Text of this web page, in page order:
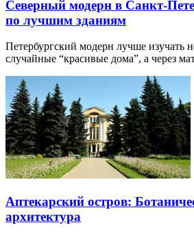
Северный модерн в Санкт-
по лучшим зданиям
Петербургский модерн лучше изучать
случайные “красивые дома”, а через
Аптекарский остров:
архитектура